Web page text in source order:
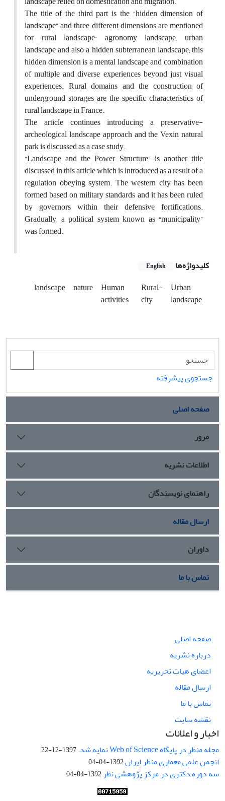
The title of the third part is the “hidden dimension of
landscape” and three different dimensions are mentioned
for rural landscape: agronomy landscape, urban
landscape and also a hidden subterranean landscape; this
hidden dimension is a mental landscape and combination
of multiple and diverse experiences beyond just visual
experiences. Rural domains and the construction of
underground storages are the specific characteristics of
rural landscape in France.
The article continues introducing a preservative-
archeological landscape approach and the Vexin natural
park is discussed as a case study.
“Landscape and the Power Structure” is another title
discussed in this article which is introduced as a result of a
regulation obeying system. The western city has been
formed based on military standards and it has been ruled
by governors within their defensive fortifications.
Gradually, a political system known as “municipality”
was formed.
کلیدواژه‌ها English
landscape nature Human
activities
Rural-
city
Urban
landscape
جستجوی پیشرفته
صفحه اصلی
مرور
اطلاعات نشریه
راهنمای نویسندگان
ارسال مقاله
داوران
تماس با ما
صفحه اصلی
درباره نشریه
اعضای هیات تحریریه
ارسال مقاله
تماس با ما
نقشه سایت
اخبار و اعلانات
مجله منظر در پایگاه Web of Science نمایه شد. 1397-12-22
انجمن علمی معماری منظر ایران1392-04-04
سه دوره دکتری در مرکز پژوهشی نظر 1392-04-04